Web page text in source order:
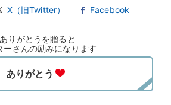
X（旧Twitter） Facebook
ありがとうを贈ると
ーさんの励みになります